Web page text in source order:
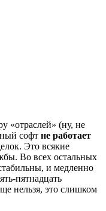
«отраслей» (ну, не
софт не работает
Это всякие
Во всех остальных
и медленно
пятнадцать
нельзя, это слишком